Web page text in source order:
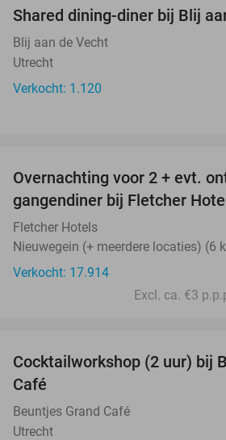
Shared dining-diner bij Blij
Blij aan de Vecht
Utrecht
Verkocht: 1.120
Overnachting voor 2 + evt.
gangendiner bij Fletcher
Fletcher Hotels
Nieuwegein (+ meerdere locaties) (6
Verkocht: 17.914
Excl. ca. €3
Cocktailworkshop (2 uur) bij
Café
Beuntjes Grand Café
Utrecht